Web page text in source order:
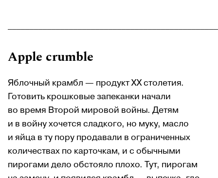
Apple crumble
Яблочный крамбл — продукт XX столетия.
Готовить крошковые запеканки начали
во время Второй мировой войны. Детям
и в войну хочется сладкого, но муку, масло
и яйца в ту пору продавали в ограниченных
количествах по карточкам, и с обычными
пирогами дело обстояло плохо. Тут, пирогам